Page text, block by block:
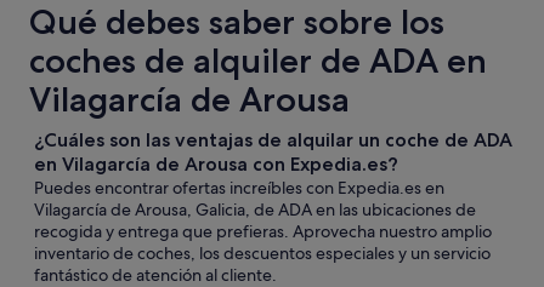
Qué debes saber sobre los
coches de alquiler de ADA en
Vilagarcía de Arousa
¿Cuáles son las ventajas de alquilar un coche de ADA
en Vilagarcía de Arousa con Expedia.es?
Puedes encontrar ofertas increíbles con Expedia.es en
Vilagarcía de Arousa, Galicia, de ADA en las ubicaciones de
recogida y entrega que prefieras. Aprovecha nuestro amplio
inventario de coches, los descuentos especiales y un servicio
fantástico de atención al cliente.